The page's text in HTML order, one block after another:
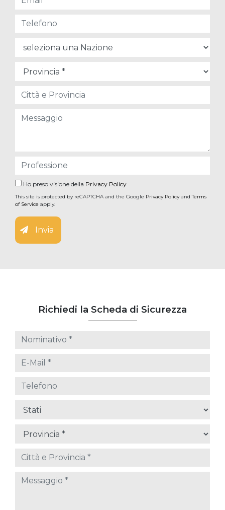
Ho preso visione della Privacy Policy
This site is protected by reCAPTCHA and the Google Privacy PolicyandTerms
of Service apply.
Invia
Richiedi la Scheda di Sicurezza